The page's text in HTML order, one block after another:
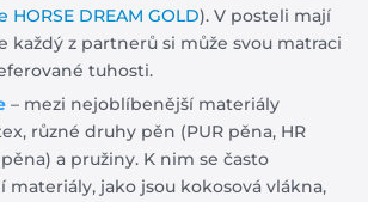
HORSE DREAM GOLD). V posteli mají
každý z partnerů si může svou matraci
tuhosti.
– mezi nejoblíbenější materiály
různé druhy pěn (PUR pěna, HR
a pružiny. K nim se často
jako jsou kokosová vlákna,